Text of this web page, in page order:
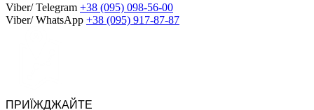
Viber/ Telegram +38 (095) 098-56-00
Viber/ WhatsApp +38 (095) 917-87-87
ПРИЇЖДЖАЙТЕ